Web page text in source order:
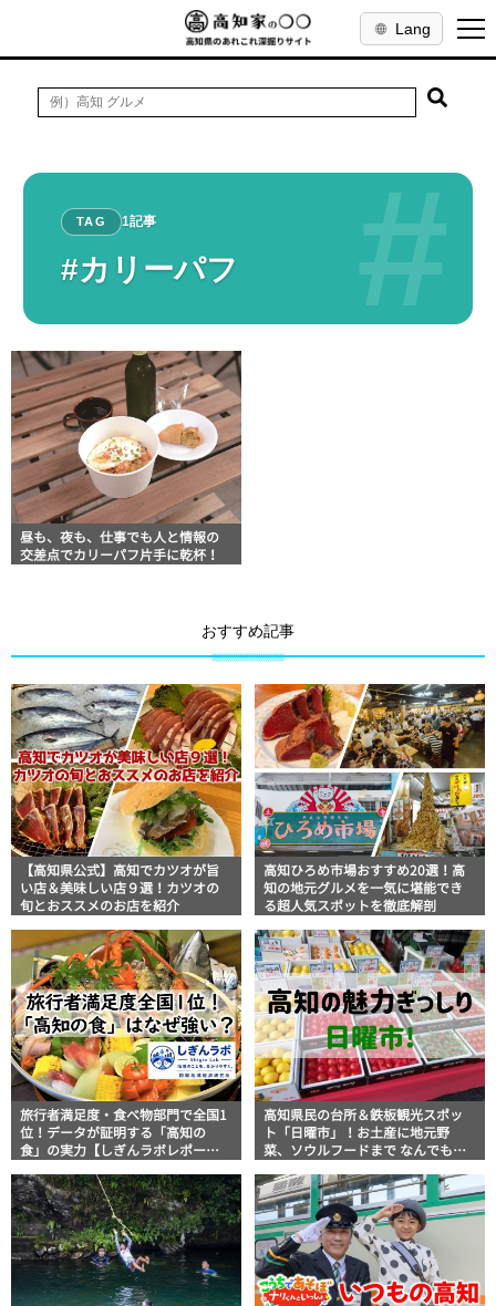
Lang
#
TAG 1記事
#カリーパフ
昼も、夜も、仕事でも人と情報の
交差点でカリーパフ片手に乾杯！
おすすめ記事
【高知県公式】高知でカツオが旨
い店＆美味しい店９選！カツオの
旬とおススメのお店を紹介
高知ひろめ市場おすすめ20選！高
知の地元グルメを一気に堪能でき
る超人気スポットを徹底解剖
旅行者満足度・食べ物部門で全国1
位！データが証明する「高知の
食」の実力【しぎんラボレポー
高知県民の台所＆鉄板観光スポッ
ト「日曜市」！お土産に地元野
菜、ソウルフードまで なんでもそ
説！